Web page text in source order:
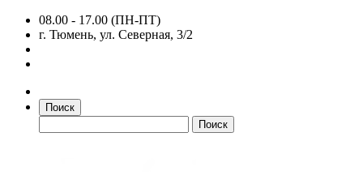
08.00 - 17.00 (ПН-ПТ)
г. Тюмень, ул. Северная, 3/2
Поиск